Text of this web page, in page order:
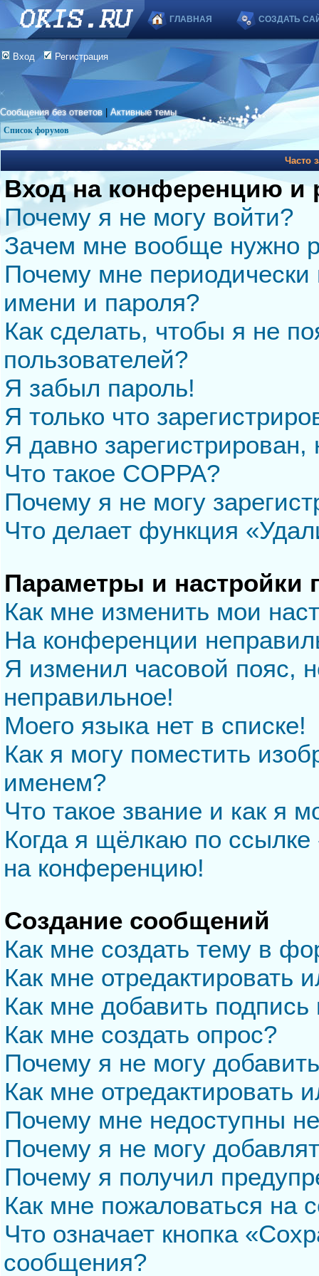
ГЛАВНАЯ СОЗДАТЬ
Вход Регистрация
Сообщения без ответов |Активные темы
Список форумов
Часто
Вход на конференцию и
Почему я не могу войти?
Зачем мне вообще нужно
Почему мне периодически
имени и пароля?
Как сделать, чтобы я не
пользователей?
Я забыл пароль!
Я только что
Я давно
Что такое COPPA?
Почему я не могу
Что делает функция
Параметры и настройки
Как мне изменить мои
На конференции
Я изменил часовой пояс,
неправильное!
Моего языка нет в списке!
Как я могу поместить
именем?
Что такое звание и как я
Когда я щёлкаю по
на конференцию!
Создание сообщений
Как мне создать тему в
Как мне отредактировать
Как мне добавить
Как мне создать опрос?
Почему я не могу
Как мне отредактировать
Почему мне недоступны
Почему я не могу
Почему я получил
Как мне пожаловаться на
Что означает кнопка
сообщения?